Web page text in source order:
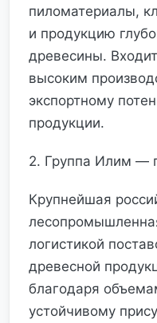
пиломатериалы,
и продукцию
древесины.
высоким
экспортному
продукции.
2. Группа Илим —
Крупнейшая
логистикой
древесной
благодаря
устойчивому